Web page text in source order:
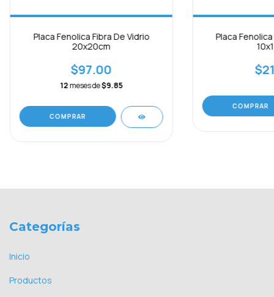
Placa Fenolica Fibra De Vidrio
20x20cm
$97.00
12meses de$9.85
Placa
Categorías
Inicio
Productos